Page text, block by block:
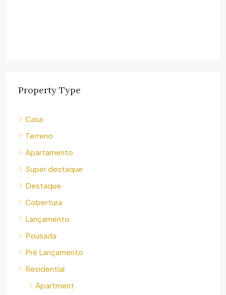
Property Type
Casa
Terreno
Apartamento
Super destaque
Destaque
Cobertura
Lançamento
Pousada
Pré Lançamento
Residential
Apartment